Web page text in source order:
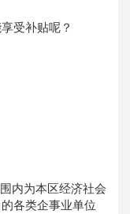
受补贴呢？
内为本区经济社会
各类企事业单位